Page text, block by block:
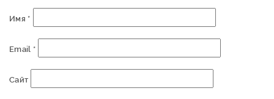
Имя *
Email *
Сайт